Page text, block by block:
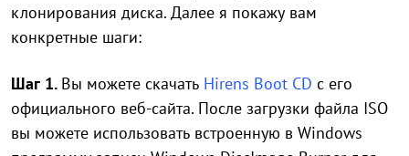
клонирования диска. Далее я покажу вам
конкретные шаги:
Шаг 1. Вы можете скачать Hirens Boot CD с его
официального веб-сайта. После загрузки файла ISO
вы можете использовать встроенную в Windows